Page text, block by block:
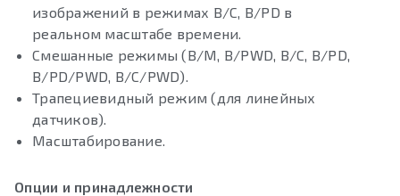
изображений в режимах B/C, B/PD в
реальном масштабе времени.
Смешанные режимы (B/M, B/PWD, B/C, B/PD,
B/PD/PWD, B/C/PWD).
Трапециевидный режим (для линейных
датчиков).
Масштабирование.
Опции и принадлежности